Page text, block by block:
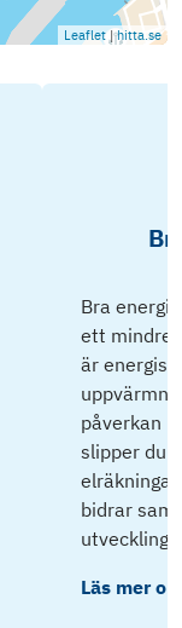
Leaflet | hitta.se
Bra
ett mindre
är
påverkan
slipper du
bidrar
utveckling.
Läs mer om